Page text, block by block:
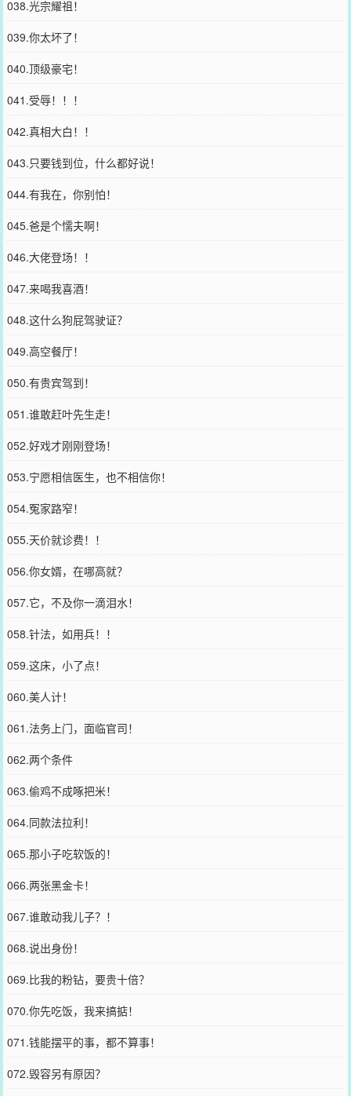
038.光宗耀祖！
039.你太坏了！
040.顶级豪宅！
041.受辱！！！
042.真相大白！！
043.只要钱到位，什么都好说！
044.有我在，你别怕！
045.爸是个懦夫啊！
046.大佬登场！！
047.来喝我喜酒！
048.这什么狗屁驾驶证？
049.高空餐厅！
050.有贵宾驾到！
051.谁敢赶叶先生走！
052.好戏才刚刚登场！
053.宁愿相信医生，也不相信你！
054.冤家路窄！
055.天价就诊费！！
056.你女婿，在哪高就？
057.它，不及你一滴泪水！
058.针法，如用兵！！
059.这床，小了点！
060.美人计！
061.法务上门，面临官司！
062.两个条件
063.偷鸡不成啄把米！
064.同款法拉利！
065.那小子吃软饭的！
066.两张黑金卡！
067.谁敢动我儿子？！
068.说出身份！
069.比我的粉钻，要贵十倍？
070.你先吃饭，我来搞掂！
071.钱能摆平的事，都不算事！
072.毁容另有原因？